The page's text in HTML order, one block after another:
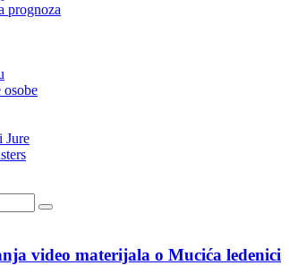
prognoza
osobe
Jure
video materijala o Mucića ledenici